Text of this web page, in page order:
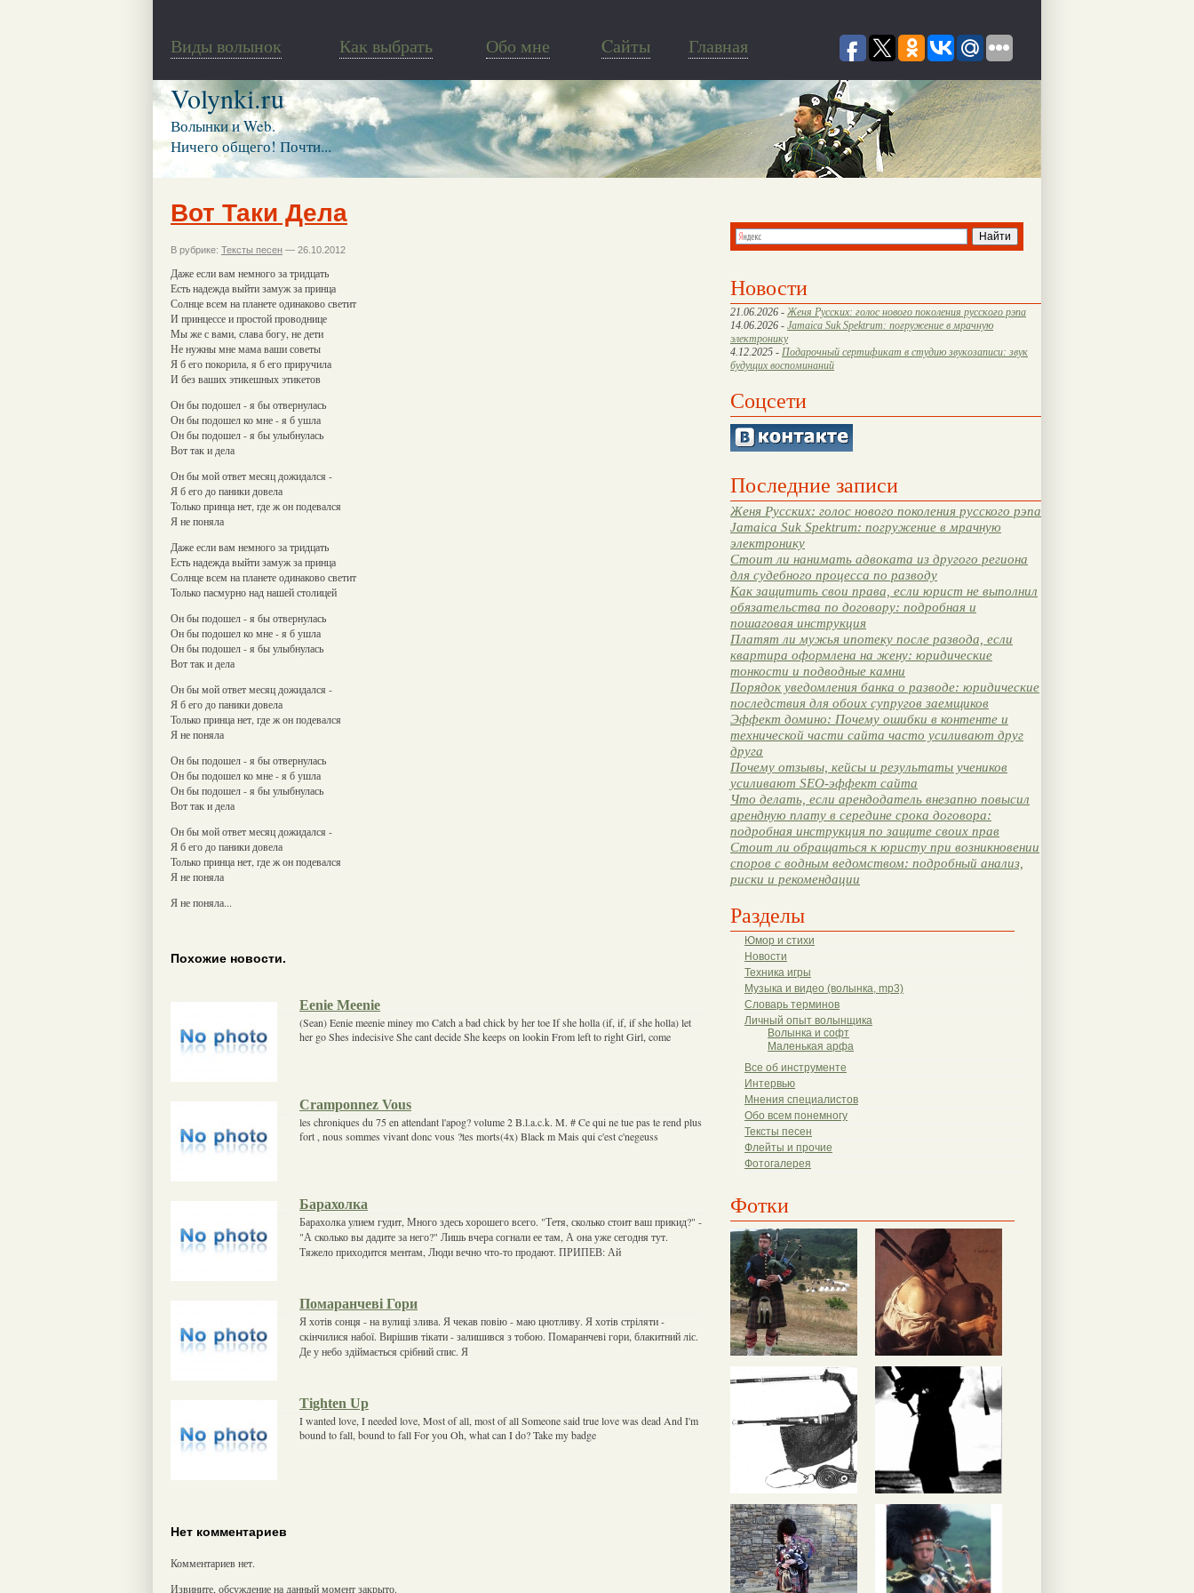
Виды волынок Как выбрать Обо мне Cайты Главная
Volynki.ru
Волынки и Web.
Ничего общего! Почти...
Новости
21.06.2026 - Женя Русских: голос нового поколения русского рэпа
14.06.2026 - Jamaica Suk Spektrum: погружение в мрачную
электронику
4.12.2025 - Подарочный сертификат в студию звукозаписи: звук
будущих воспоминаний
Соцсети
Последние записи
Женя Русских: голос нового поколения русского рэпа
Jamaica Suk Spektrum: погружение в мрачную
электронику
Стоит ли нанимать адвоката из другого региона
для судебного процесса по разводу
Как защитить свои права, если юрист не выполнил
обязательства по договору: подробная и
пошаговая инструкция
Платят ли мужья ипотеку после развода, если
квартира оформлена на жену: юридические
тонкости и подводные камни
Порядок уведомления банка о разводе: юридические
последствия для обоих супругов заемщиков
Эффект домино: Почему ошибки в контенте и
технической части сайта часто усиливают друг
друга
Почему отзывы, кейсы и результаты учеников
усиливают SEO-эффект сайта
Что делать, если арендодатель внезапно повысил
арендную плату в середине срока договора:
подробная инструкция по защите своих прав
Стоит ли обращаться к юристу при возникновении
споров с водным ведомством: подробный анализ,
риски и рекомендации
Разделы
Юмор и стихи
Новости
Техника игры
Музыка и видео (волынка, mp3)
Словарь терминов
Личный опыт волынщика
Волынка и софт
Маленькая арфа
Все об инструменте
Интервью
Мнения специалистов
Обо всем понемногу
Тексты песен
Флейты и прочие
Фотогалерея
Фотки
Вот Таки Дела
В рубрике: Тексты песен — 26.10.2012
Даже если вам немного за тридцать
Есть надежда выйти замуж за принца
Солнце всем на планете одинаково светит
И принцессе и простой проводнице
Мы же с вами, слава богу, не дети
Не нужны мне мама ваши советы
Я б его покорила, я б его приручила
И без ваших этикешных этикетов
Он бы подошел - я бы отвернулась
Он бы подошел ко мне - я б ушла
Он бы подошел - я бы улыбнулась
Вот так и дела
Он бы мой ответ месяц дожидался -
Я б его до паники довела
Только принца нет, где ж он подевался
Я не поняла
Даже если вам немного за тридцать
Есть надежда выйти замуж за принца
Солнце всем на планете одинаково светит
Только пасмурно над нашей столицей
Он бы подошел - я бы отвернулась
Он бы подошел ко мне - я б ушла
Он бы подошел - я бы улыбнулась
Вот так и дела
Он бы мой ответ месяц дожидался -
Я б его до паники довела
Только принца нет, где ж он подевался
Я не поняла
Он бы подошел - я бы отвернулась
Он бы подошел ко мне - я б ушла
Он бы подошел - я бы улыбнулась
Вот так и дела
Он бы мой ответ месяц дожидался -
Я б его до паники довела
Только принца нет, где ж он подевался
Я не поняла
Я не поняла...
Похожие новости.
Eenie Meenie
(Sean) Eenie meenie miney mo Catch a bad chick by her toe If she holla (if, if, if she holla) let
her go Shes indecisive She cant decide She keeps on lookin From left to right Girl, come
Cramponnez Vous
les chroniques du 75 en attendant l'apog? volume 2 B.l.a.c.k. M. # Ce qui ne tue pas te rend plus
fort , nous sommes vivant donc vous ?tes morts(4x) Black m Mais qui c'est c'negeuss
Барахолка
Барахолка улием гудит, Много здесь хорошего всего. "Тетя, сколько стоит ваш прикид?" -
"А сколько вы дадите за него?" Лишь вчера согнали ее там, А она уже сегодня тут.
Тяжело приходится ментам, Люди вечно что-то продают. ПРИПЕВ: Ай
Помаранчеві Гори
Я хотів сонця - на вулиці злива. Я чекав повію - маю цнотливу. Я хотів стріляти -
скінчилися набої. Вирішив тікати - залишився з тобою. Помаранчеві гори, блакитний ліс.
Де у небо здіймається срібний спис. Я
Tighten Up
I wanted love, I needed love, Most of all, most of all Someone said true love was dead And I'm
bound to fall, bound to fall For you Oh, what can I do? Take my badge
Нет комментариев
Комментариев нет.
Извините, обсуждение на данный момент закрыто.